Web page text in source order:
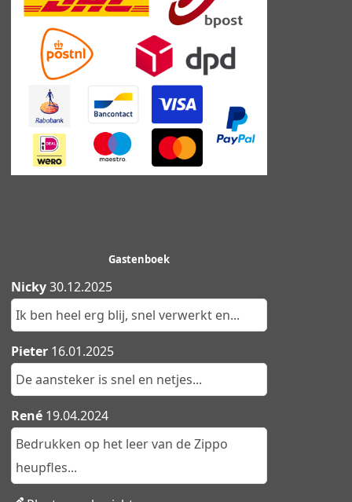
Gastenboek
Nicky30.12.2025
Ik ben heel erg blij, snel verwerkt en...
Pieter 16.01.2025
De aansteker is snel en netjes...
René 19.04.2024
Bedrukken op het leer van de Zippo
heupfles...